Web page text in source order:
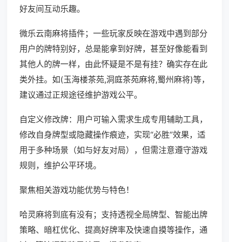
好友间互动乐趣。
微乐云南麻将插件；一些玩家反映在游戏中遇到部分
用户的牌特别好，总是能拿到好牌，甚至好像能看到
其他人的牌一样，由此怀疑是不是有挂？确实存在此
类外挂。如(玉海楼茶苑,洞庭茶苑麻将,蜀州麻将)等，
建议通过正规途径维护游戏公平。
自定义修改牌：用户可输入需求生成专用辅助工具，
修改自身牌型或隐藏操作痕迹，实现“必胜”效果，适
用于多种场景（如与好友对局），但需注意遵守游戏
规则，维护公平环境。
聚焦相关游戏功能优势与特色！
哈灵麻将到底有没有；支持透视全局牌型、智能出牌
策略、暗杠优化、提高好牌率及快速自摸等操作，通